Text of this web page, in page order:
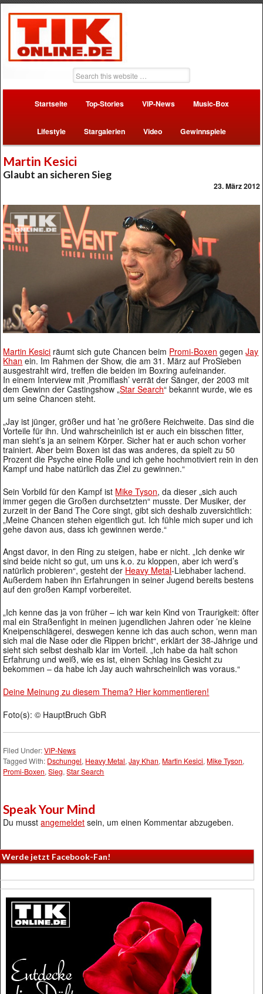
Startseite Top-Stories VIP-News Music-Box
Lifestyle Stargalerien Video Gewinnspiele
Martin Kesici
Glaubt an sicheren Sieg
23. März 2012
Martin Kesici räumt sich gute Chancen beim Promi-Boxen gegenJay
Khan ein. Im Rahmen der Show, die am 31. März auf ProSieben
ausgestrahlt wird, treffen die beiden im Boxring aufeinander.
In einem Interview mit ‚Promiflash’ verrät der Sänger, der 2003 mit
dem Gewinn der Castingshow „Star Search“ bekannt wurde, wie es
um seine Chancen steht.
„Jay ist jünger, größer und hat ’ne größere Reichweite. Das sind die
Vorteile für ihn. Und wahrscheinlich ist er auch ein bisschen fitter,
man sieht’s ja an seinem Körper. Sicher hat er auch schon vorher
trainiert. Aber beim Boxen ist das was anderes, da spielt zu 50
Prozent die Psyche eine Rolle und ich gehe hochmotiviert rein in den
Kampf und habe natürlich das Ziel zu gewinnen.“
Sein Vorbild für den Kampf ist Mike Tyson, da dieser „sich auch
immer gegen die Großen durchsetzten“ musste. Der Musiker, der
zurzeit in der Band The Core singt, gibt sich deshalb zuversichtlich:
„Meine Chancen stehen eigentlich gut. Ich fühle mich super und ich
gehe davon aus, dass ich gewinnen werde.“
Angst davor, in den Ring zu steigen, habe er nicht. „Ich denke wir
sind beide nicht so gut, um uns k.o. zu kloppen, aber ich werd’s
natürlich probieren“, gesteht der Heavy Metal-Liebhaber lachend.
Außerdem haben ihn Erfahrungen in seiner Jugend bereits bestens
auf den großen Kampf vorbereitet.
„Ich kenne das ja von früher – ich war kein Kind von Traurigkeit: öfter
mal ein Straßenfight in meinen jugendlichen Jahren oder ’ne kleine
Kneipenschlägerei, deswegen kenne ich das auch schon, wenn man
sich mal die Nase oder die Rippen bricht“, erklärt der 38-Jährige und
sieht sich selbst deshalb klar im Vorteil. „Ich habe da halt schon
Erfahrung und weiß, wie es ist, einen Schlag ins Gesicht zu
bekommen – da habe ich Jay auch wahrscheinlich was voraus.“
Deine Meinung zu diesem Thema? Hier kommentieren!
Foto(s): © HauptBruch GbR
Filed Under:VIP-News
Tagged With: Dschungel, Heavy Metal,Jay Khan, Martin Kesici, Mike Tyson,
Promi-Boxen,Sieg,Star Search
Speak Your Mind
Du musstangemeldet sein, um einen Kommentar abzugeben.
Werde jetzt Facebook-Fan!